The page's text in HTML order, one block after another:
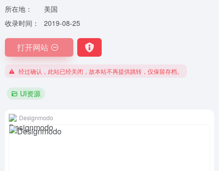
所在地：
美国
收录时间：
2019-08-25
打开网站
经过确认，此站已经关闭，故本站不再提供跳转，仅保留存档。
UI资源
Designmodo